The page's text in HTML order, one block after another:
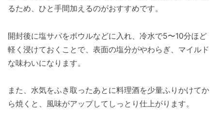
るため、ひと手間加えるのがおすすめです。
開封後に塩サバをボウルなどに入れ、冷水で5〜10分ほど
軽く浸けておくことで、表面の塩分がやわらぎ、マイルド
な味わいになります。
また、水気をふき取ったあとに料理酒を少量ふりかけてか
ら焼くと、風味がアップしてしっとり仕上がります。